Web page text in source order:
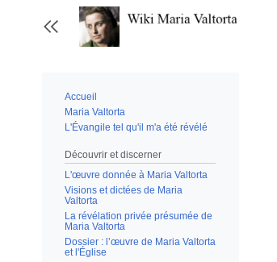
contenu
Afficher / masquer la barre latérale
Accueil
Maria Valtorta
L'Évangile tel qu'il m'a été révélé
Découvrir et discerner
L'œuvre donnée à Maria Valtorta
Visions et dictées de Maria
Valtorta
La révélation privée présumée de
Maria Valtorta
Dossier : l’œuvre de Maria Valtorta
et l'Église